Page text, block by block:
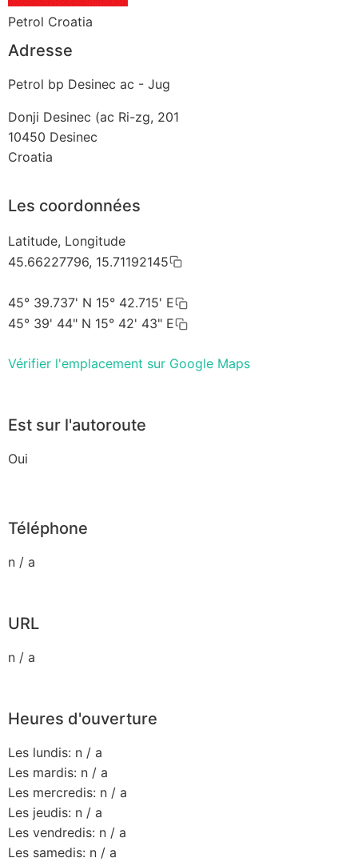
Petrol Croatia
Adresse
Petrol bp Desinec ac - Jug
Donji Desinec (ac Ri-zg, 201
10450 Desinec
Croatia
Les coordonnées
Latitude, Longitude
45.66227796, 15.71192145
45° 39.737' N 15° 42.715' E
45° 39' 44" N 15° 42' 43" E
Vérifier l'emplacement sur Google Maps
Est sur l'autoroute
Oui
Téléphone
n / a
URL
n / a
Heures d'ouverture
Les lundis: n / a
Les mardis: n / a
Les mercredis: n / a
Les jeudis: n / a
Les vendredis: n / a
Les samedis: n / a